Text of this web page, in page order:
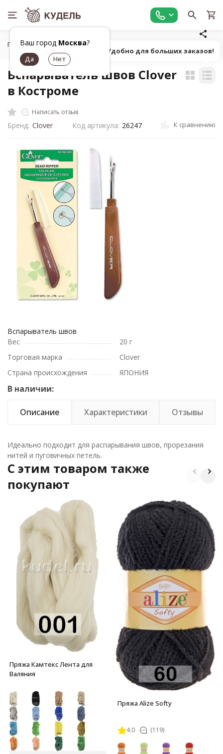
Ваш город Москва?
Главная Шитье Инструменты для шитья
Вспарыватель швов Clover
в Костроме
Написать отзыв
Бренд: Clover Код артикула: 26247 К сравнению
Вспарыватель швов
Вес
20 г
Торговая марка
Clover
Страна происхождения
ЯПОНИЯ
В наличии:
Описание Характеристики Отзывы
Идеально подходит для распарывания швов, прорезания
нитей и пуговичных петель.
C этим товаром также
покупают
Пряжа Камтекс Лента для
Валяния
Пряжа Alize Softy
4.0 (119)
Попробуй! Удобно для больших заказов!